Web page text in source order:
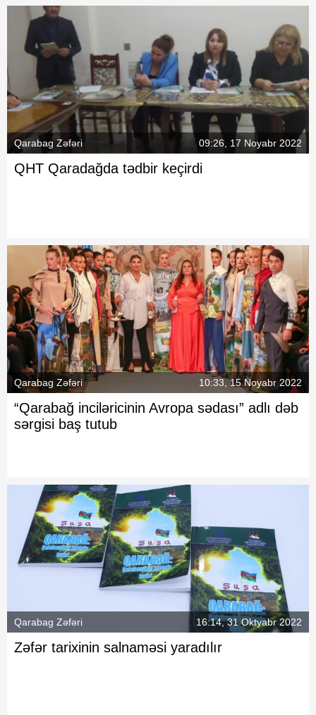
Qarabag Zəfəri 09:26, 17 Noyabr 2022
QHT Qaradağda tədbir keçirdi
Qarabag Zəfəri 10:33, 15 Noyabr 2022
“Qarabağ inciləricinin Avropa sədası” adlı dəb
sərgisi baş tutub
Qarabag Zəfəri 16:14, 31 Oktyabr 2022
Zəfər tarixinin salnaməsi yaradılır